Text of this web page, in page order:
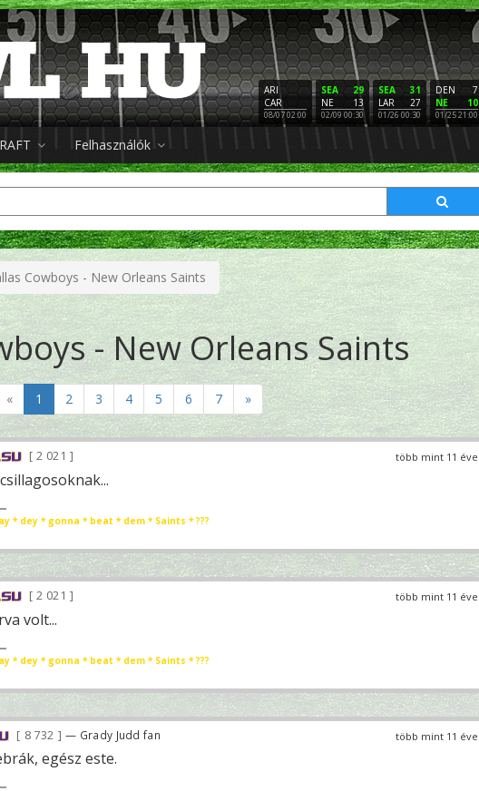
ARI
CAR
08/07 02:00
29
SEA
13
NE
02/09 00:30
31
SEA
27
LAR
01/26 00:30
7
DEN
10
NE
01/25 21:00
Felhasználók
Cowboys - New Orleans Saints
- New Orleans Saints
« 1 2 3 4 5 6 7 »
több mint 11 éve
2 021
* dey * gonna * beat * dem * Saints * ???
több mint 11 éve
2 021
volt...
* dey * gonna * beat * dem * Saints * ???
több mint 11 éve
8 732 — Grady Judd fan
egész este.